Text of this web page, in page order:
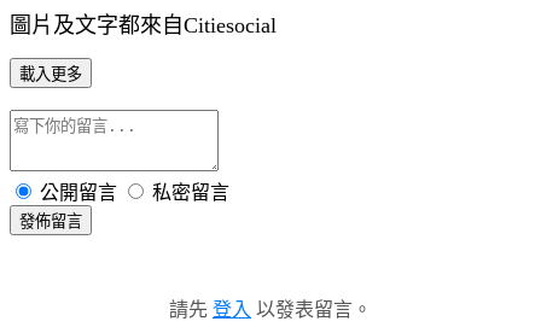
圖片及文字都來自Citiesocial
載入更多
公開留言 私密留言
發佈留言
請先 登入 以發表留言。